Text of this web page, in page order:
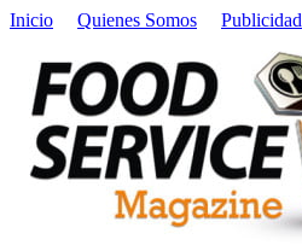
Inicio Quienes Somos Publicidad